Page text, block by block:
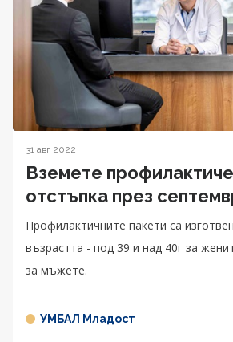
31 авг 2022
Вземете
отстъпка през
Профилактичните пакети са
възрастта - под 39 и над 40г за
за мъжете.
УМБАЛ Младост